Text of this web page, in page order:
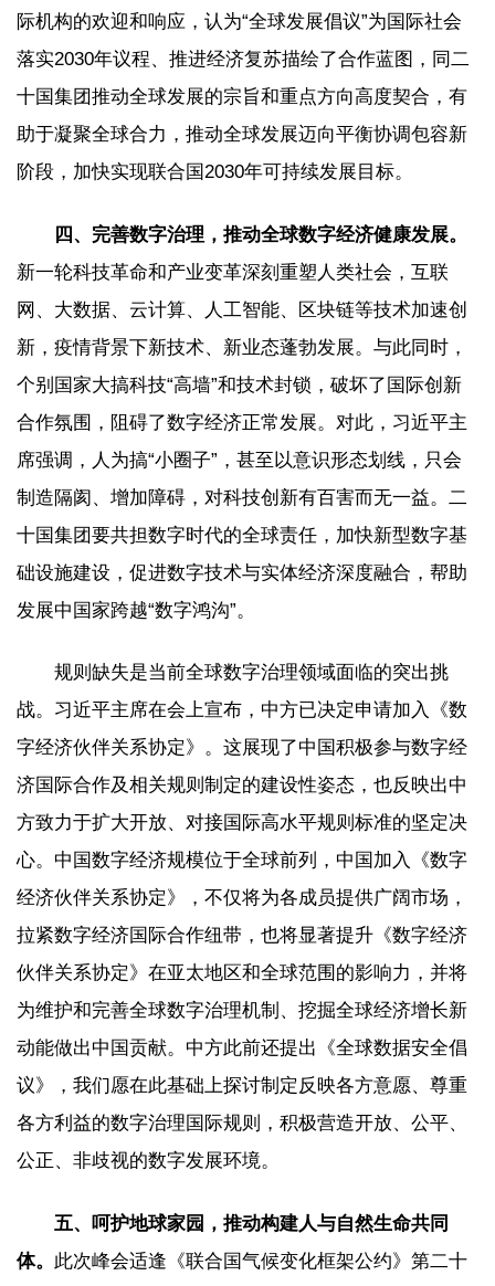
际机构的欢迎和响应，认为“全球发展倡议”为国际社会
落实2030年议程、推进经济复苏描绘了合作蓝图，同二
十国集团推动全球发展的宗旨和重点方向高度契合，有
助于凝聚全球合力，推动全球发展迈向平衡协调包容新
阶段，加快实现联合国2030年可持续发展目标。
四、完善数字治理，推动全球数字经济健康发展。
新一轮科技革命和产业变革深刻重塑人类社会，互联
网、大数据、云计算、人工智能、区块链等技术加速创
新，疫情背景下新技术、新业态蓬勃发展。与此同时，
个别国家大搞科技“高墙”和技术封锁，破坏了国际创新
合作氛围，阻碍了数字经济正常发展。对此，习近平主
席强调，人为搞“小圈子”，甚至以意识形态划线，只会
制造隔阂、增加障碍，对科技创新有百害而无一益。二
十国集团要共担数字时代的全球责任，加快新型数字基
础设施建设，促进数字技术与实体经济深度融合，帮助
发展中国家跨越“数字鸿沟”。
规则缺失是当前全球数字治理领域面临的突出挑
战。习近平主席在会上宣布，中方已决定申请加入《数
字经济伙伴关系协定》。这展现了中国积极参与数字经
济国际合作及相关规则制定的建设性姿态，也反映出中
方致力于扩大开放、对接国际高水平规则标准的坚定决
心。中国数字经济规模位于全球前列，中国加入《数字
经济伙伴关系协定》，不仅将为各成员提供广阔市场，
拉紧数字经济国际合作纽带，也将显著提升《数字经济
伙伴关系协定》在亚太地区和全球范围的影响力，并将
为维护和完善全球数字治理机制、挖掘全球经济增长新
动能做出中国贡献。中方此前还提出《全球数据安全倡
议》，我们愿在此基础上探讨制定反映各方意愿、尊重
各方利益的数字治理国际规则，积极营造开放、公平、
公正、非歧视的数字发展环境。
五、呵护地球家园，推动构建人与自然生命共同
体。 此次峰会适逢《联合国气候变化框架公约》第二十